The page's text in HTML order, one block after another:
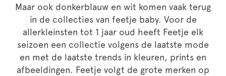
Maar ook donkerblauw en wit komen vaak terug
in de collecties van feetje baby. Voor de
allerkleinsten tot 1 jaar oud heeft Feetje elk
seizoen een collectie volgens de laatste mode
en met de laatste trends in kleuren, prints en
afbeeldingen. Feetje volgt de grote merken op